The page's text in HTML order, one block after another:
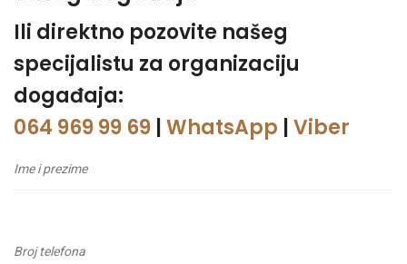
Ili direktno pozovite našeg
specijalistu za organizaciju
događaja:
064 969 99 69 |WhatsApp |Viber